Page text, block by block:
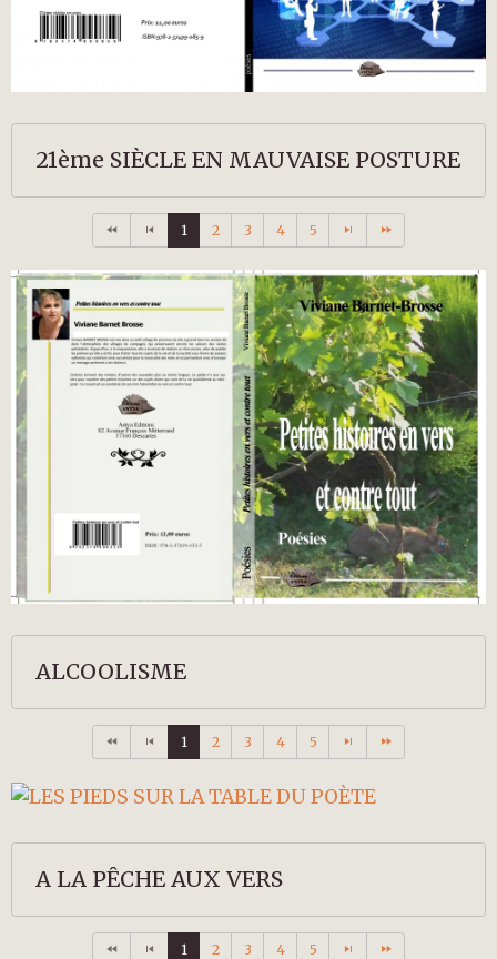
21ème SIÈCLE EN MAUVAISE POSTURE
1 2 3 4 5
ALCOOLISME
1 2 3 4 5
A LA PÊCHE AUX VERS
1 2 3 4 5